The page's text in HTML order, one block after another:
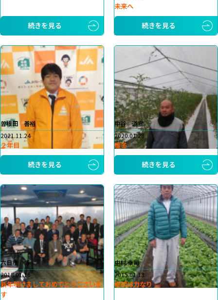
続きを見る
未来へ
続きを見る
曽根田 善裕
2021.11.24
２年目
続きを見る
中谷 道宣
2020.01.28
暖冬
続きを見る
六日市 博
2018.01.16
新年明けましておめでとうございま
す
中村 幸司
2015.01.13
継続は力なり